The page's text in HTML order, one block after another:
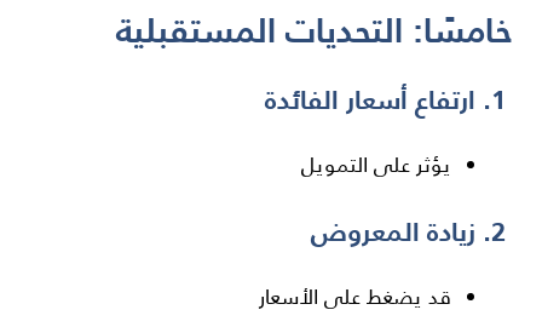
خامسًا: التحديات المستقبلية
يؤثر على التمويل
قد يضغط على الأسعار